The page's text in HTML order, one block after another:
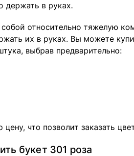
держать в руках.
относительно тяжелую
их в руках. Вы можете
выбрав предварительно:
что позволит заказать
букет 301 роза